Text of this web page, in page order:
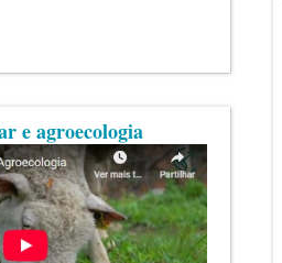
e agroecologia